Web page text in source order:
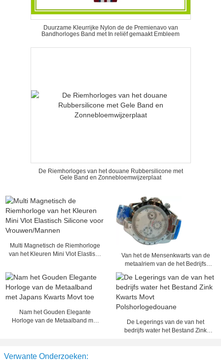
Duurzame Kleurrijke Nylon de de Premienavo van
Bandhorloges Band met In reliëf gemaakt Embleem
De Riemhorloges van het douane Rubbersilicone met
Gele Band en Zonnebloemwijzerplaat
Multi Magnetisch de Riemhorloge
van het Kleuren Mini Vlot Elastisch
Van het de Mensenkwarts van de
metaalriem van de het Bedrijfs
Vertonings Horloge
Nam het Gouden Elegante
Horloge van de Metaalband met
De Legerings van de van het
bedrijfs water het Bestand Zink
Verwante Onderzoeken: